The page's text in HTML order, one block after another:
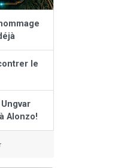
le
Alonzo!